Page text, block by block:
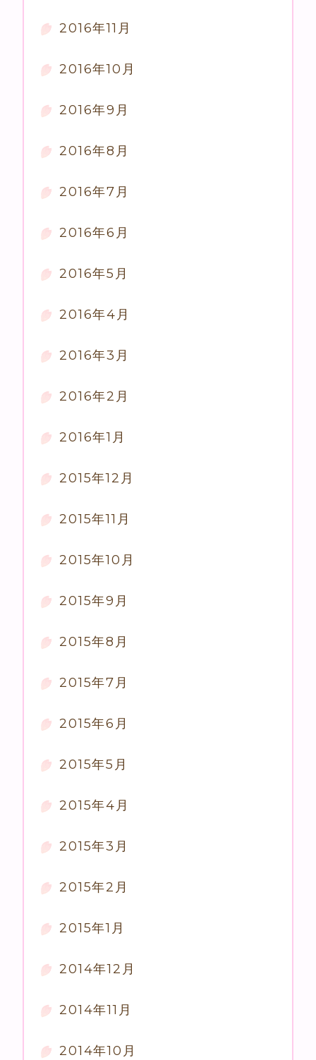
2016年11月
2016年10月
2016年9月
2016年8月
2016年7月
2016年6月
2016年5月
2016年4月
2016年3月
2016年2月
2016年1月
2015年12月
2015年11月
2015年10月
2015年9月
2015年8月
2015年7月
2015年6月
2015年5月
2015年4月
2015年3月
2015年2月
2015年1月
2014年12月
2014年11月
2014年10月